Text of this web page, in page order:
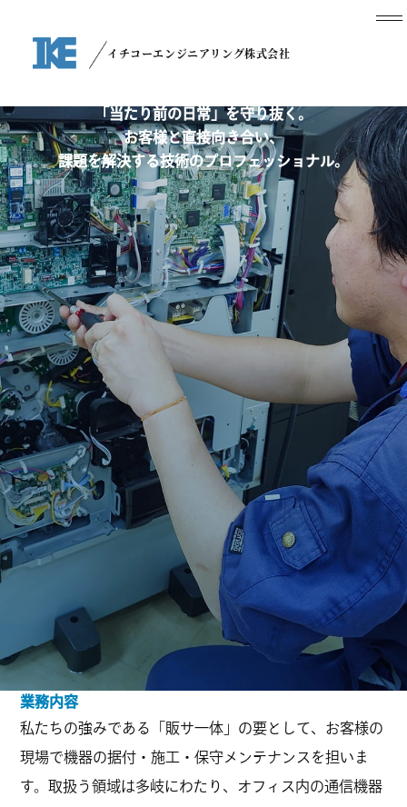
イチコーエンジニアリング株式会社
社会インフラが止まることなく
「当たり前の日常」を守り抜く。
お客様と直接向き合い、
課題を解決する技術のプロフェッショナル。
業務内容
私たちの強みである「販サ一体」の要として、お客様の
現場で機器の据付・施工・保守メンテナンスを担いま
す。取扱う領域は多岐にわたり、オフィス内の通信機器